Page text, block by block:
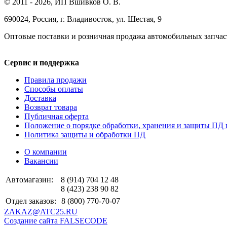
© 2011 - 2026, ИП Вшивков О. В.
690024, Россия, г. Владивосток, ул. Шестая, 9
Оптовые поставки и розничная продажа автомобильных
Сервис и поддержка
Правила продажи
Способы оплаты
Доставка
Возврат товара
Публичная оферта
Положение о порядке обработки, хранения и защиты ПД
Политика защиты и обработки ПД
О компании
Вакансии
Автомагазин:
8 (914) 704 12 48
8 (423) 238 90 82
Отдел заказов:
8 (800) 770-70-07
ZAKAZ@ATC25.RU
Создание сайта FALSECODE